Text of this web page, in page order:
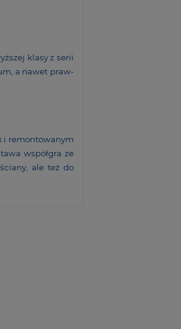
klasy z serii
a nawet praw­
i remon­to­wanym
współgra ze
ale też do